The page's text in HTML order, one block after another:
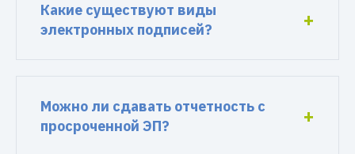
Какие существуют виды
электронных подписей?
Можно ли сдавать отчетность с
просроченной ЭП?